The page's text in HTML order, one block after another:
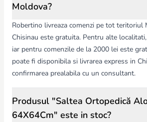
Moldova?
Robertino livreaza comenzi pe tot teritoriul
Chisinau este gratuita. Pentru alte
iar pentru comenzile de la 2000 lei este
poate fi disponibila si livrarea express in
confirmarea prealabila cu un consultant.
Produsul "Saltea Ortopedică
64X64Cm" este in stoc?